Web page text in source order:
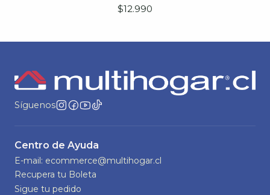
$12.990
Síguenos
Centro de Ayuda
E-mail: ecommerce@multihogar.cl
Recupera tu Boleta
Sigue tu pedido